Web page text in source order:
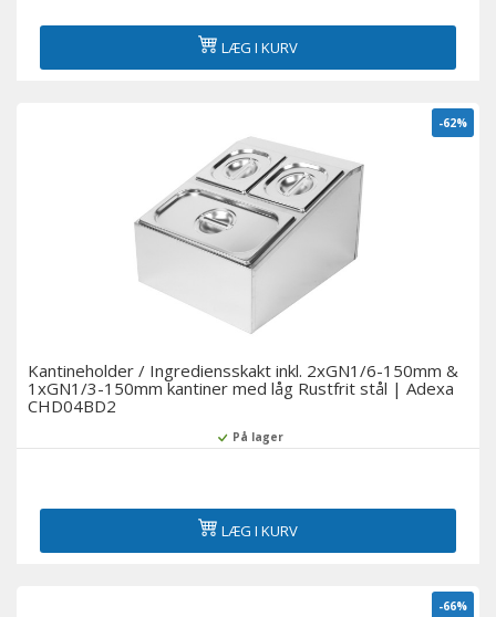
LÆG I KURV
-62%
Kantineholder / Ingrediensskakt inkl. 2xGN1/6-150mm &
1xGN1/3-150mm kantiner med låg Rustfrit stål | Adexa
CHD04BD2
På lager
LÆG I KURV
-66%